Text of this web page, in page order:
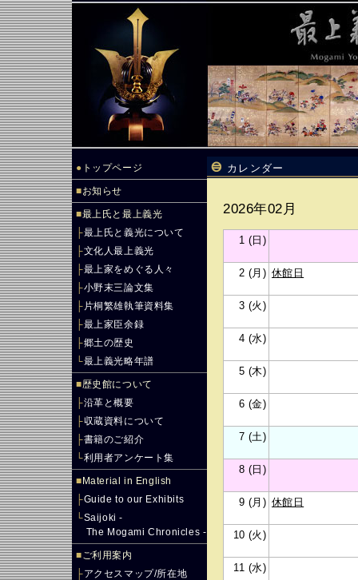
● トップページ
■お知らせ
■最上氏と最上義光
├最上氏と義光について
├文化人最上義光
├最上家をめぐる人々
├小野末三論文集
├ 片桐繁雄執筆資料集
├最上家臣余録
├郷土の歴史
└最上義光略年譜
■歴史館について
├沿革と概要
├収蔵資料について
├書籍のご紹介
└利用者アンケート集
■ Material in English
├Guide to our Exhibits
└Saijoki -
The Mogami Chronicles -
■ご利用案内
├アクセスマップ/所在地
カレンダー
2026年02月
1 (日)
2 (月) 休館日
3 (火)
4 (水)
5 (木)
6 (金)
7 (土)
8 (日)
9 (月) 休館日
10 (火)
11 (水)